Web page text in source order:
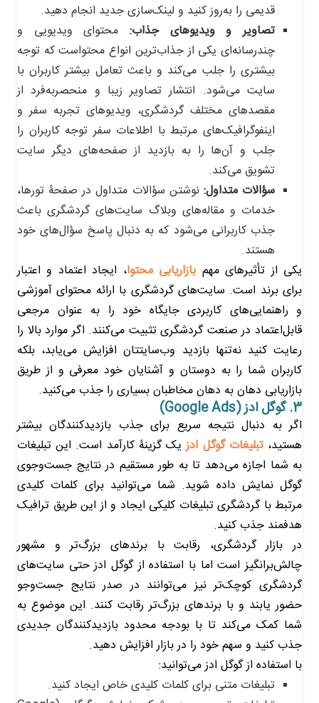
قدیمی را به‌روز کنید و لینک‌سازی جدید انجام دهید.
تصاویر و ویدیوهای جذاب: محتوای ویدیویی و
چندرسانه‌ای یکی از جذاب‌ترین انواع محتواست که توجه
بیشتری را جلب می‌کند و باعث تعامل بیشتر کاربران با
سایت می‌شود. انتشار تصاویر زیبا و منحصربه‌فرد از
مقصدهای مختلف گردشگری، ویدیوهای تجربه‌ سفر و
اینفوگرافیک‌های مرتبط با اطلاعات سفر توجه کاربران را
جلب و آن‌ها را به بازدید از صفحه‌های دیگر سایت
تشویق می‌کند.
سؤالات متداول: نوشتن سؤالات متداول در صفحۀ تورها،
خدمات و مقاله‌های وبلاگ سایت‌های گردشگری باعث
جذب کاربرانی می‌شود که به دنبال پاسخ سؤال‌های خود
هستند.
یکی از تأثیرهای مهم بازاریابی محتوا، ایجاد اعتماد و اعتبار
برای برند است. سایت‌های گردشگری با ارائه محتوای آموزشی
و راهنمایی‌های کاربردی جایگاه خود را به عنوان مرجعی
قابل‌اعتماد در صنعت گردشگری تثبیت می‌کنند. اگر موارد بالا را
رعایت کنید نه‌تنها بازدید وب‌سایتتان افزایش می‌یابد، بلکه
کاربران شما را به دوستان و آشنایان خود معرفی و از طریق
بازاریابی دهان به دهان مخاطبان بسیاری را جذب می‌کنید.
3. گوگل ادز (Google Ads)
اگر به دنبال نتیجه سریع برای جذب بازدیدکنندگان بیشتر
هستید،تبلیغات گوگل ادزیک گزینۀ کارآمد است. این تبلیغات
به شما اجازه می‌دهد تا به طور مستقیم در نتایج جست‌وجوی
گوگل نمایش داده شوید. شما می‌توانید برای کلمات کلیدی
مرتبط با گردشگری تبلیغات کلیکی ایجاد و از این طریق ترافیک
هدفمند جذب کنید.
در بازار گردشگری، رقابت با برندهای بزرگ‌تر و مشهور
چالش‌برانگیز است اما با استفاده از گوگل ادز حتی سایت‌های
گردشگری کوچک‌تر نیز می‌توانند در صدر نتایج جست‌وجو
حضور یابند و با برندهای بزرگ‌تر رقابت کنند. این موضوع به
شما کمک می‌کند تا با بودجه‌ محدود بازدیدکنندگان جدیدی
جذب کنید و سهم خود را در بازار افزایش دهید.
با استفاده از گوگل ادز می‌توانید:
تبلیغات متنی برای کلمات کلیدی خاص ایجاد کنید.